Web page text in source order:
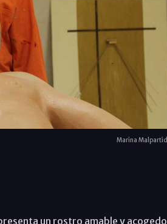
Marina
un rostro amable y